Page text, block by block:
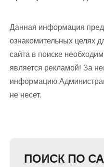
Данная информация
ознакомительных целях
сайта в поиске
является рекламой! За
информацию
не несет.
ПОИСК ПО